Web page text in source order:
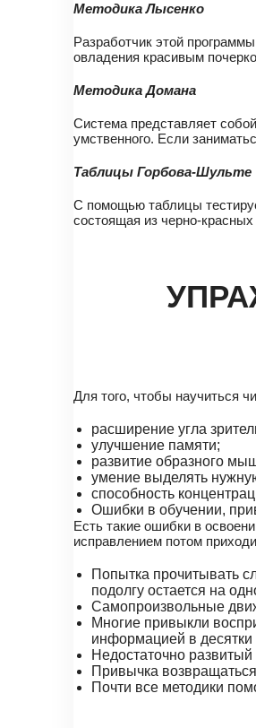
Методика Лысенко
Разработчик этой
овладения красивым
Методика Домана
Система представляет
умственного. Если
Таблицы Горбова-Шульте
С помощью таблицы
состоящая из черно-
Для того, чтобы научиться
расширение угла
улучшение памяти;
развитие образного
умение выделять
способность
Ошибки в обучении,
Есть такие ошибки в
исправлением потом
Попытка прочитывать
подолгу остается на
Самопроизвольные
Многие привыкли
информацией в
Недостаточно развитый
Привычка
Почти все методики